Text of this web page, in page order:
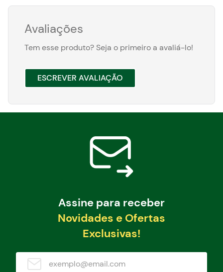
Avaliações
Tem esse produto? Seja o primeiro a avaliá-lo!
ESCREVER AVALIAÇÃO
Assine para receber
Novidades e Ofertas
Exclusivas!